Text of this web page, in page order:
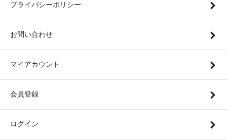
プライバシーポリシー
お問い合わせ
マイアカウント
会員登録
ログイン